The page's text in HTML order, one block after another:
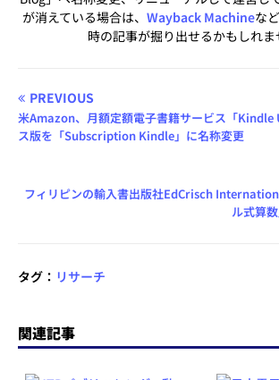
が消えている場合は、 Wayback Machineな
時の記事が掘り出せるかもしれま
PREVIOUS
米Amazon、月額定額電子書籍サービス「
ス版を「Subscription Kindle」に名称変更
フィリピンの輸入書出版社EdCrisch
ル式算
タグ： リサーチ
関連記事